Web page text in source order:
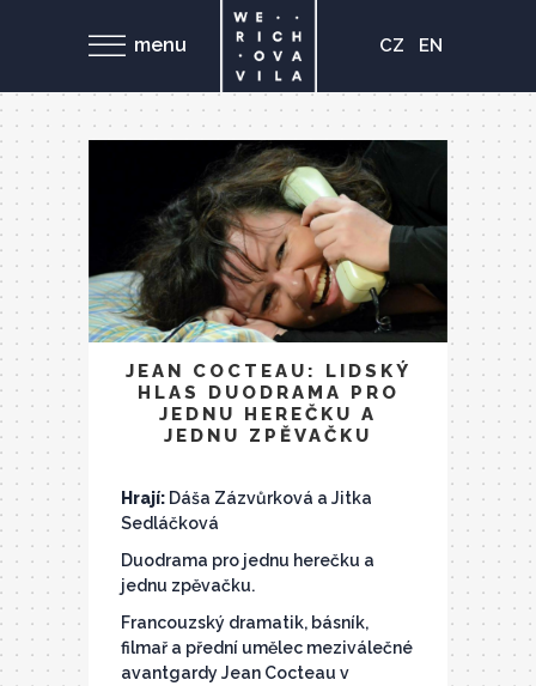
menu CZ EN
JEAN COCTEAU: LIDSKÝ
HLAS DUODRAMA PRO
JEDNU HEREČKU A
JEDNU ZPĚVAČKU
Hrají: Dáša Zázvůrková a Jitka
Sedláčková
Duodrama pro jednu herečku a
jednu zpěvačku.
Francouzský dramatik, básník,
filmař a přední umělec meziválečné
avantgardy Jean Cocteau v